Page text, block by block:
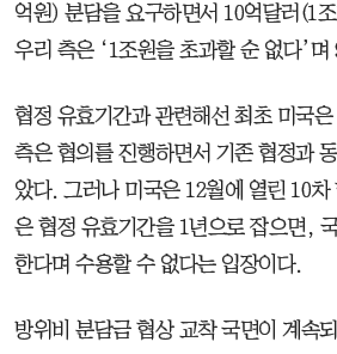
억원) 분담을 요구하면서 10억달러(1
우리 측은 ‘1조원을 초과할 순 없다’
협정 유효기간과 관련해선 최초 미국
측은 협의를 진행하면서 기존 협정과
았다. 그러나 미국은 12월에 열린 10
은 협정 유효기간을 1년으로 잡으면,
한다며 수용할 수 없다는 입장이다.
방위비 분담금 협상 교착 국면이 계속